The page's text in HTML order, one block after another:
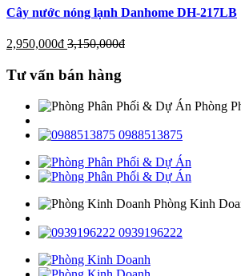
Cây nước nóng lạnh Danhome DH-217LB
2,950,000đ 3,150,000đ
Tư vấn bán hàng
Phòng
0988513875
Phòng Kinh
0939196222